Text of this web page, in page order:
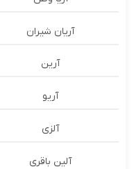
آریان شیران
آرین
آریو
آلزی
آلین باقری